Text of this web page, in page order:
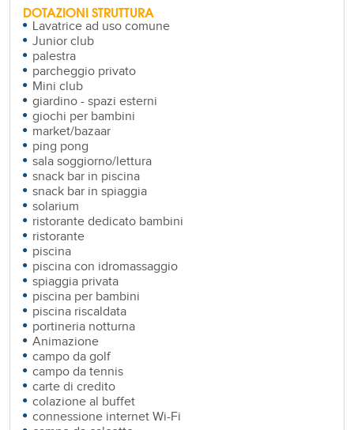
DOTAZIONI STRUTTURA
Lavatrice ad uso comune
Junior club
palestra
parcheggio privato
Mini club
giardino - spazi esterni
giochi per bambini
market/bazaar
ping pong
sala soggiorno/lettura
snack bar in piscina
snack bar in spiaggia
solarium
ristorante dedicato bambini
ristorante
piscina
piscina con idromassaggio
spiaggia privata
piscina per bambini
piscina riscaldata
portineria notturna
Animazione
campo da golf
campo da tennis
carte di credito
colazione al buffet
connessione internet Wi-Fi